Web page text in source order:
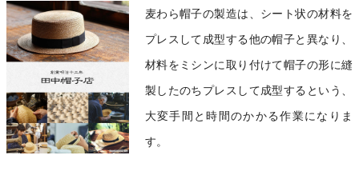
麦わら帽子の製造は、シート状の材料を
プレスして成型する他の帽子と異なり、
材料をミシンに取り付けて帽子の形に縫
製したのちプレスして成型するという、
大変手間と時間のかかる作業になりま
す。